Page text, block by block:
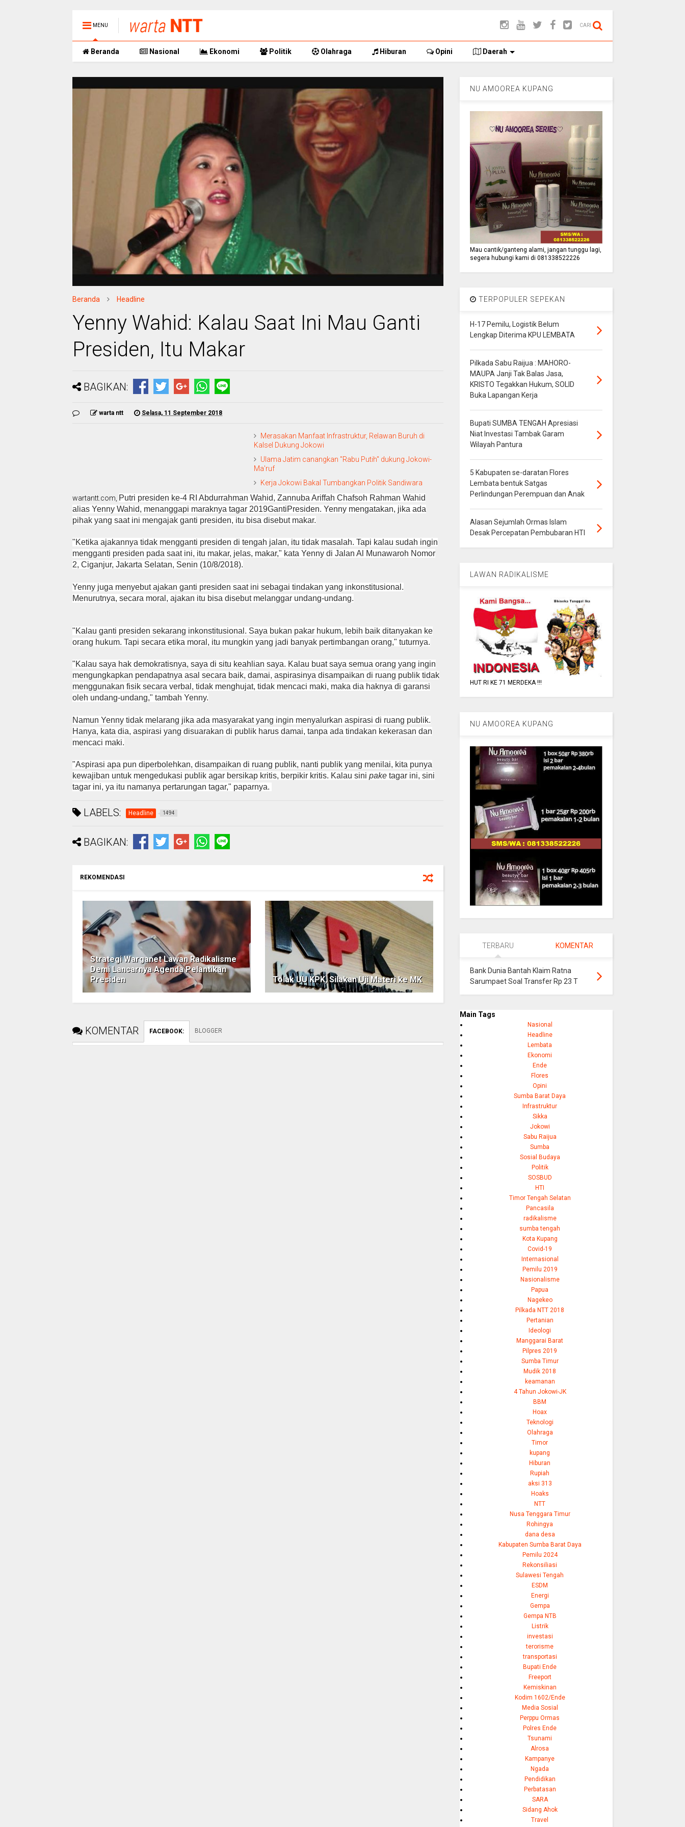
MENU CARI
Beranda Nasional Ekonomi Politik Olahraga Hiburan Opini Daerah
Beranda Headline
Yenny Wahid: Kalau Saat Ini Mau Ganti
Presiden, Itu Makar
BAGIKAN:
warta ntt Selasa, 11 September 2018
Merasakan Manfaat Infrastruktur, Relawan Buruh di
Kalsel Dukung Jokowi
Ulama Jatim canangkan "Rabu Putih" dukung Jokowi-
Ma'ruf
Kerja Jokowi Bakal Tumbangkan Politik Sandiwara
wartantt.com, Putri presiden ke-4 RI Abdurrahman Wahid, Zannuba Ariffah Chafsoh Rahman Wahid
alias Yenny Wahid, menanggapi maraknya tagar 2019GantiPresiden. Yenny mengatakan, jika ada
pihak yang saat ini mengajak ganti presiden, itu bisa disebut makar.
"Ketika ajakannya tidak mengganti presiden di tengah jalan, itu tidak masalah. Tapi kalau sudah ingin
mengganti presiden pada saat ini, itu makar, jelas, makar," kata Yenny di Jalan Al Munawaroh Nomor
2, Ciganjur, Jakarta Selatan, Senin (10/8/2018).
Yenny juga menyebut ajakan ganti presiden saat ini sebagai tindakan yang inkonstitusional.
Menurutnya, secara moral, ajakan itu bisa disebut melanggar undang-undang.
"Kalau ganti presiden sekarang inkonstitusional. Saya bukan pakar hukum, lebih baik ditanyakan ke
orang hukum. Tapi secara etika moral, itu mungkin yang jadi banyak pertimbangan orang," tuturnya.
"Kalau saya hak demokratisnya, saya di situ keahlian saya. Kalau buat saya semua orang yang ingin
mengungkapkan pendapatnya asal secara baik, damai, aspirasinya disampaikan di ruang publik tidak
menggunakan fisik secara verbal, tidak menghujat, tidak mencaci maki, maka dia haknya di garansi
oleh undang-undang," tambah Yenny.
Namun Yenny tidak melarang jika ada masyarakat yang ingin menyalurkan aspirasi di ruang publik.
Hanya, kata dia, aspirasi yang disuarakan di publik harus damai, tanpa ada tindakan kekerasan dan
mencaci maki.
"Aspirasi apa pun diperbolehkan, disampaikan di ruang publik, nanti publik yang menilai, kita punya
kewajiban untuk mengedukasi publik agar bersikap kritis, berpikir kritis. Kalau sini pake tagar ini, sini
tagar ini, ya itu namanya pertarungan tagar," paparnya.
LABELS: Headline 1494
BAGIKAN:
REKOMENDASI
Strategi Warganet Lawan Radikalisme
Demi Lancarnya Agenda Pelantikan
Presiden
Tolak UU KPK, Silakan Uji Materi ke MK
KOMENTAR FACEBOOK: BLOGGER
NU AMOOREA KUPANG
Mau cantik/ganteng alami, jangan tunggu lagi,
segera hubungi kami di 081338522226
TERPOPULER SEPEKAN
H-17 Pemilu, Logistik Belum
Lengkap Diterima KPU LEMBATA
Pilkada Sabu Raijua : MAHORO-
MAUPA Janji Tak Balas Jasa,
KRISTO Tegakkan Hukum, SOLID
Buka Lapangan Kerja
Bupati SUMBA TENGAH Apresiasi
Niat Investasi Tambak Garam
Wilayah Pantura
5 Kabupaten se-daratan Flores
Lembata bentuk Satgas
Perlindungan Perempuan dan Anak
Alasan Sejumlah Ormas Islam
Desak Percepatan Pembubaran HTI
LAWAN RADIKALISME
HUT RI KE 71 MERDEKA !!!
NU AMOOREA KUPANG
TERBARU KOMENTAR
Bank Dunia Bantah Klaim Ratna
Sarumpaet Soal Transfer Rp 23 T
Main Tags
Nasional
Headline
Lembata
Ekonomi
Ende
Flores
Opini
Sumba Barat Daya
Infrastruktur
Sikka
Jokowi
Sabu Raijua
Sumba
Sosial Budaya
Politik
SOSBUD
HTI
Timor Tengah Selatan
Pancasila
radikalisme
sumba tengah
Kota Kupang
Covid-19
Internasional
Pemilu 2019
Nasionalisme
Papua
Nagekeo
Pilkada NTT 2018
Pertanian
Ideologi
Manggarai Barat
Pilpres 2019
Sumba Timur
Mudik 2018
keamanan
4 Tahun Jokowi-JK
BBM
Hoax
Teknologi
Olahraga
Timor
kupang
Hiburan
Rupiah
aksi 313
Hoaks
NTT
Nusa Tenggara Timur
Rohingya
dana desa
Kabupaten Sumba Barat Daya
Pemilu 2024
Rekonsiliasi
Sulawesi Tengah
ESDM
Energi
Gempa
Gempa NTB
Listrik
investasi
terorisme
transportasi
Bupati Ende
Freeport
Kemiskinan
Kodim 1602/Ende
Media Sosial
Perppu Ormas
Polres Ende
Tsunami
Alrosa
Kampanye
Ngada
Pendidikan
Perbatasan
SARA
Sidang Ahok
Travel